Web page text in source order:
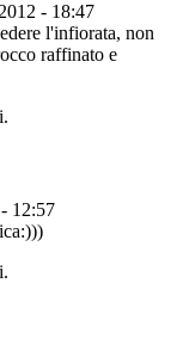
- 18:47
l'infiorata, non
raffinato e
12:57